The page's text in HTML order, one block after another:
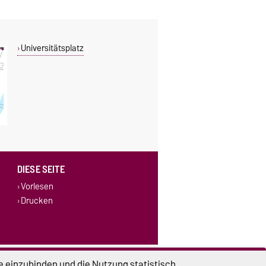
Universitätsplatz
DIESE SEITE
Vorlesen
Drucken